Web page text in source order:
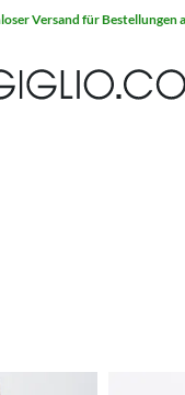
Extra 10 % auf SALE